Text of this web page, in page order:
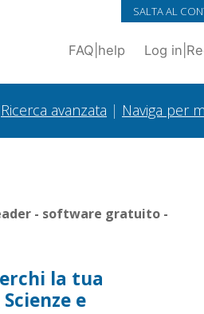
SALTA AL
FAQ help Log in
Ricerca avanzata | Naviga per
- software gratuito -
la tua
e